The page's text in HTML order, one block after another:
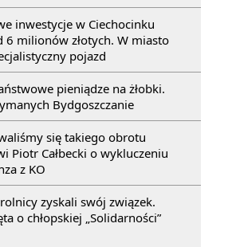
inwestycje w Ciechocinku
6 milionów złotych. W miasto
pojazd
pieniądze na żłobki.
Bydgoszczanie
się takiego obrotu
Piotr Całbecki o wykluczeniu
z KO
zyskali swój związek.
o chłopskiej „Solidarności”